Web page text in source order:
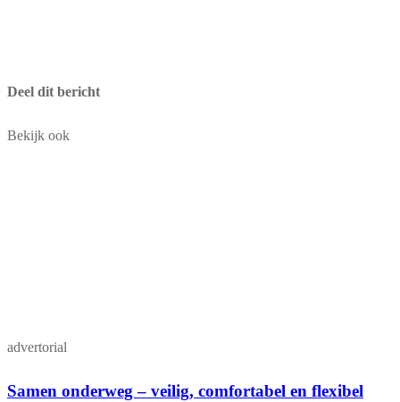
Deel dit bericht
Bekijk ook
advertorial
Samen onderweg – veilig, comfortabel en flexibel